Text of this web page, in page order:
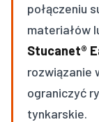
połączeniu
materiałów
Stucanet®
rozwiązanie
ograniczyć
tynkarskie.